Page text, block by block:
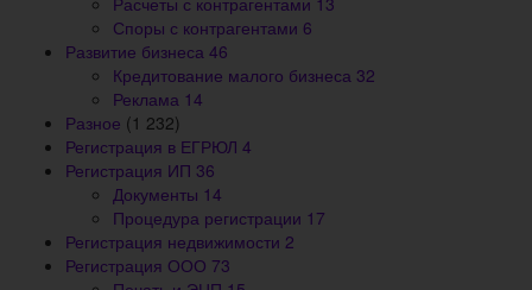
Споры с контрагентами 6
Развитие бизнеса 46
Кредитование малого бизнеса 32
Реклама 14
Разное (1 232)
Регистрация в ЕГРЮЛ 4
Регистрация ИП 36
Документы 14
Процедура регистрации 17
Регистрация недвижимости 2
Регистрация ООО 73